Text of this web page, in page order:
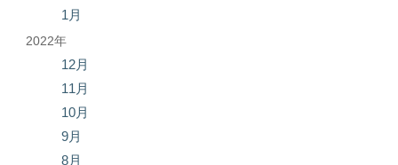
1月
2022年
12月
11月
10月
9月
8月